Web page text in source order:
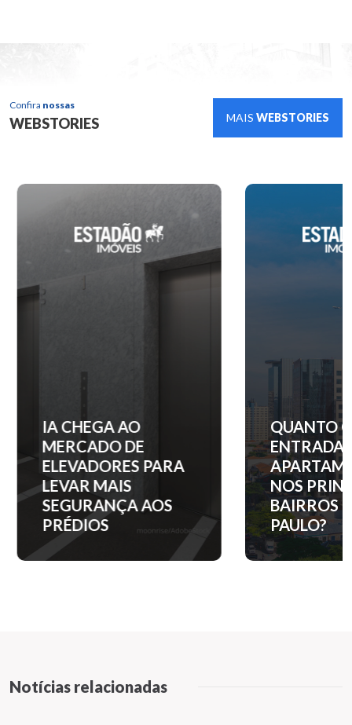
Confira nossas
WEBSTORIES MAIS WEBSTORIES
IA CHEGA AO
MERCADO DE
ELEVADORES PARA
LEVAR MAIS
SEGURANÇA AOS
PRÉDIOS
QUANTO
ENTRADA
NOS
BAIRROS
PAULO?
Notícias relacionadas